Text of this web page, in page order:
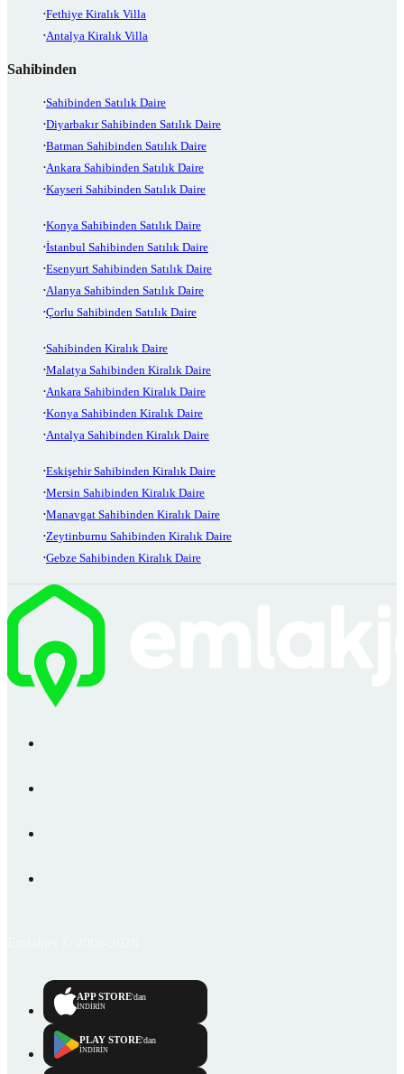
Fethiye Kiralık Villa
Antalya Kiralık Villa
Sahibinden
Sahibinden Satılık Daire
Diyarbakır Sahibinden Satılık Daire
Batman Sahibinden Satılık Daire
Ankara Sahibinden Satılık Daire
Kayseri Sahibinden Satılık Daire
Konya Sahibinden Satılık Daire
İstanbul Sahibinden Satılık Daire
Esenyurt Sahibinden Satılık Daire
Alanya Sahibinden Satılık Daire
Çorlu Sahibinden Satılık Daire
Sahibinden Kiralık Daire
Malatya Sahibinden Kiralık Daire
Ankara Sahibinden Kiralık Daire
Konya Sahibinden Kiralık Daire
Antalya Sahibinden Kiralık Daire
Eskişehir Sahibinden Kiralık Daire
Mersin Sahibinden Kiralık Daire
Manavgat Sahibinden Kiralık Daire
Zeytinburnu Sahibinden Kiralık Daire
Gebze Sahibinden Kiralık Daire
APP STORE'dan
İNDİRİN
PLAY STORE'dan
İNDİRİN